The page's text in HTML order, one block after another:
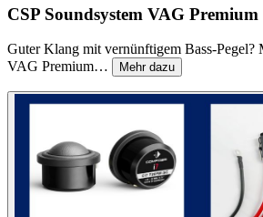
CSP Soundsystem VAG Premium
Guter Klang mit vernünftigem Bass-Pegel?
VAG Premium…
Mehr dazu